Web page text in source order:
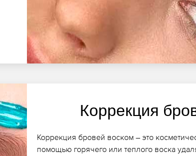
Коррекция
Коррекция бровей воском – это
помощью горячего или теплого воска